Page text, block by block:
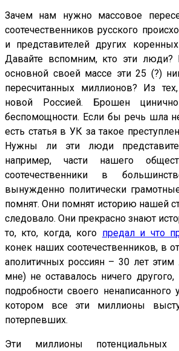
Зачем нам нужно массовое
соотечественников русского
и представителей других
Давайте вспомним, кто эти люди?
основной своей массе эти 25 (?)
пересчитанных миллионов? Из
новой Россией. Брошен
беспомощности. Если бы речь шла
есть статья в УК за такое
Нужны ли эти люди
например, части нашего
соотечественники в
вынужденно политически
помнят. Они помнят историю нашей
следовало. Они прекрасно знают
то, кто, когда, кого предал и что
конек наших соотечественников, в
аполитичных россиян – 30 лет
мне) не оставалось ничего
подробности своего ненаписанного
котором все эти миллионы
потерпевших.
Эти миллионы потенциальных